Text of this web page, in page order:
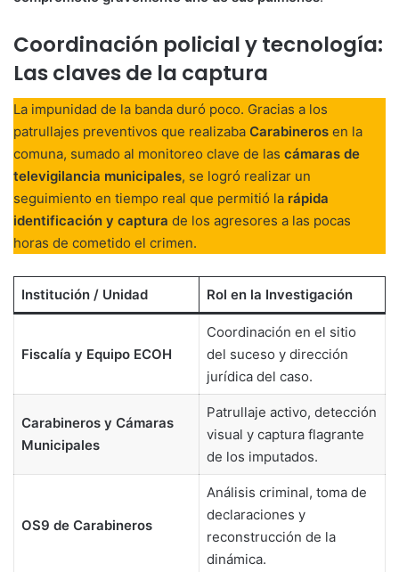
Coordinación policial y tecnología:
Las claves de la captura
La impunidad de la banda duró poco. Gracias a los
patrullajes preventivos que realizaba Carabineros en la
comuna, sumado al monitoreo clave de las cámaras de
televigilancia municipales, se logró realizar un
seguimiento en tiempo real que permitió la rápida
identificación y captura de los agresores a las pocas
horas de cometido el crimen.
Institución / Unidad Rol en la Investigación
Fiscalía y Equipo ECOH
Coordinación en el sitio
del suceso y dirección
jurídica del caso.
Carabineros y Cámaras
Municipales
Patrullaje activo, detección
visual y captura flagrante
de los imputados.
OS9 de Carabineros
Análisis criminal, toma de
declaraciones y
reconstrucción de la
dinámica.